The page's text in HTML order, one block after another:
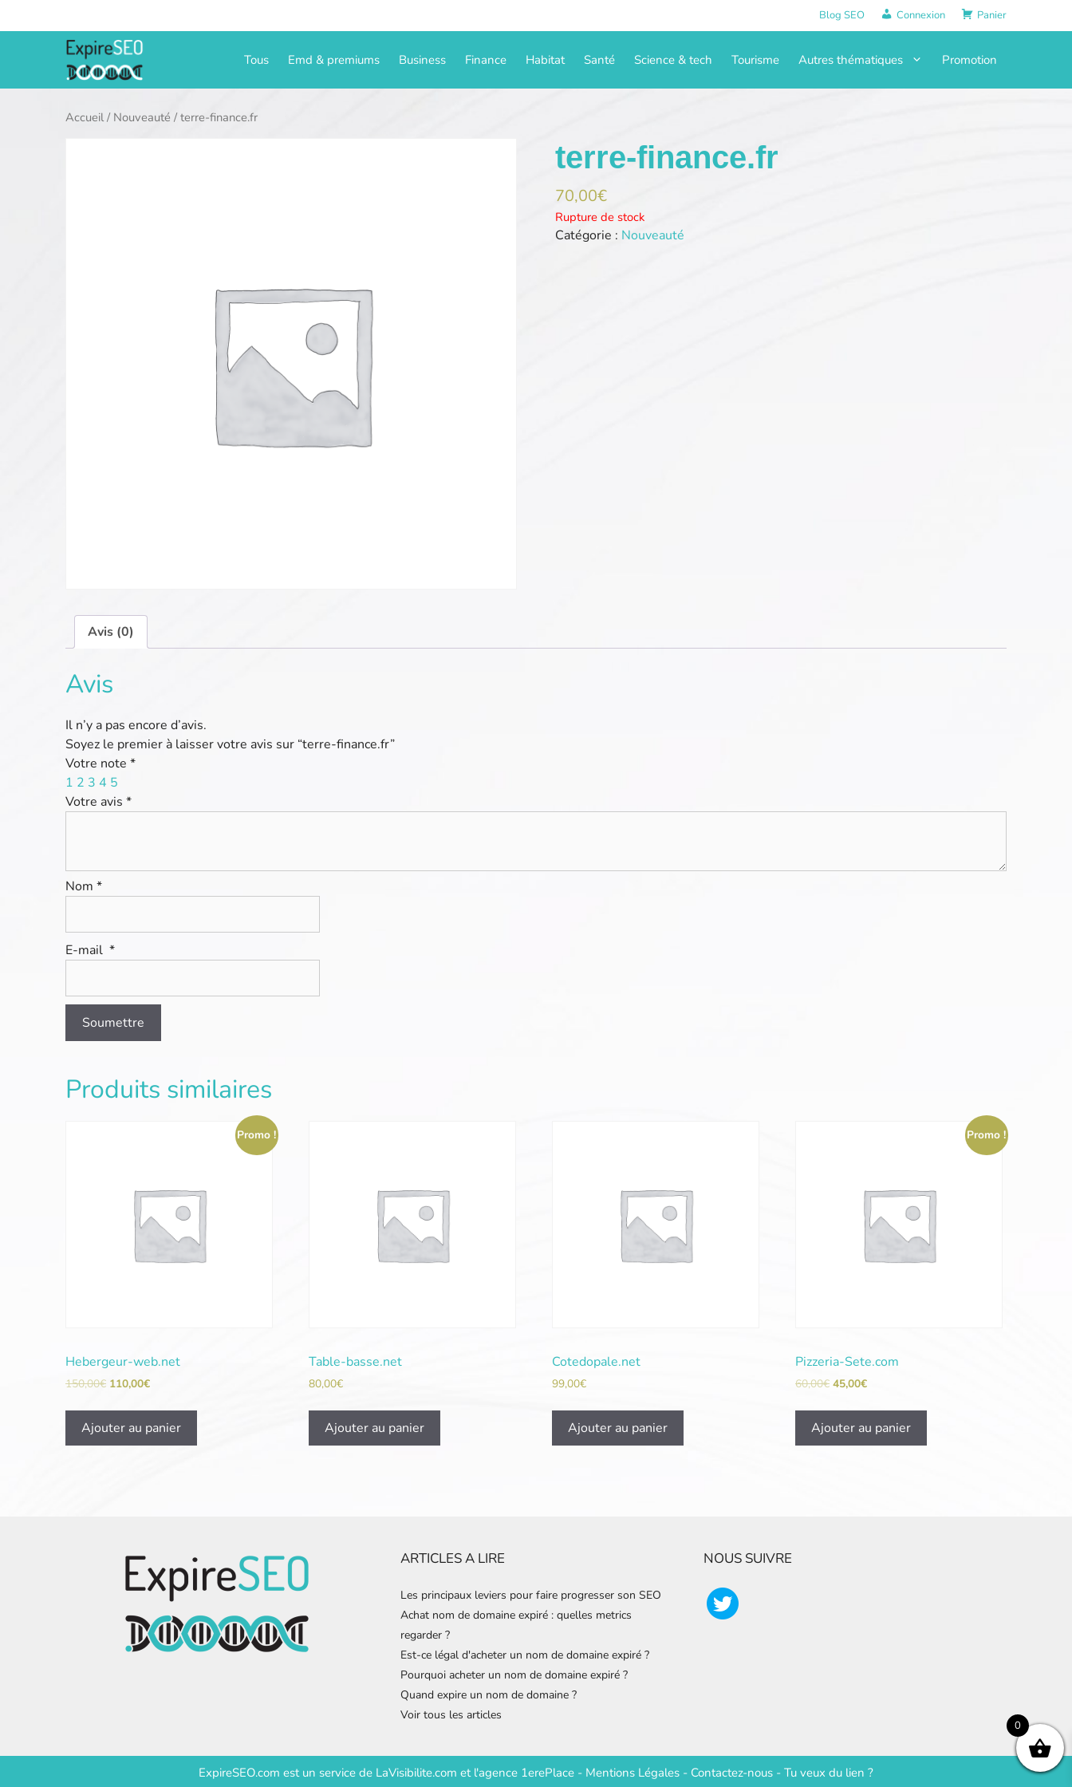
au
Blog SEO Connexion Panier
Tous Emd & premiums Business Finance Habitat Santé Science & tech Tourisme Autres thématiques Promotion
Accueil/ Nouveauté / terre-finance.fr
terre-finance.fr
70,00€
Rupture de stock
Catégorie : Nouveauté
Avis (0)
Avis
Il n’y a pas encore d’avis.
Soyez le premier à laisser votre avis sur “terre-finance.fr”
Votre note *
1 2 3 4 5
Votre avis *
Nom *
E-mail *
Produits similaires
Promo !
Hebergeur-web.net
150,00€ 110,00€
Ajouter au panier
Table-basse.net
80,00€
Ajouter au panier
Cotedopale.net
99,00€
Ajouter au panier
Promo !
Pizzeria-Sete.com
60,00€ 45,00€
Ajouter au panier
ARTICLES A LIRE
Les principaux leviers pour faire progresser son SEO
Achat nom de domaine expiré : quelles metrics
regarder ?
Est-ce légal d'acheter un nom de domaine expiré ?
Pourquoi acheter un nom de domaine expiré ?
Quand expire un nom de domaine ?
Voir tous les articles
NOUS SUIVRE
ExpireSEO.com est un service de LaVisibilite.com etl'agence 1erePlace - Mentions Légales - Contactez-nous - Tu veux du lien ?
0